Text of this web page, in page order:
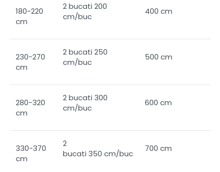
180-220
cm
2 bucati 200
cm/buc
400 cm
230-270
cm
2 bucati 250
cm/buc
500 cm
280-320
cm
2 bucati 300
cm/buc
600 cm
330-370
cm
2
bucati 350 cm/buc
700 cm